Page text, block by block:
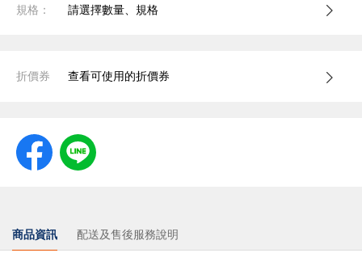
規格： 請選擇數量、規格
折價券 查看可使用的折價券
商品資訊 配送及售後服務說明